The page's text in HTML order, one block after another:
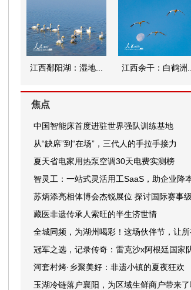
江西鄱阳湖：湿地... 江西余干：白鹤洲...
焦点
中国智能床首度进驻世界强队训练基地
从“缺席”到“在场”，三代人的手拉手接力
夏天省电家用热泵空调30天电费实测榜
智灵工：一站式灵活用工SaaS，助企业降
苏炳添亮相体博会杰锐展位 探讨国际赛事级
藏医非遗传承人索旺的半生济世情
全城同频，为湖州喝彩！这场伙伴节，让
冠军之选，记录传奇：雷克沙x阿根廷国家
河套村烤·乡聚美好：非遗小镇的夏夜狂欢
玉湖冷链落户襄阳，为区域生鲜商户带来